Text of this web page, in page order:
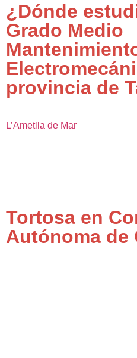
¿Dónde
Grado Medio
provincia de
L’Ametlla de Mar
Tortosa en
Autónoma de